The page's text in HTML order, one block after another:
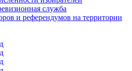
служба
и референдумов на территории